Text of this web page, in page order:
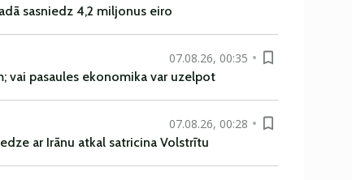
sasniedz 4,2 miljonus eiro
07.08.26, 00:35
vai pasaules ekonomika var uzelpot
07.08.26, 00:28
ar Irānu atkal satricina Volstrītu